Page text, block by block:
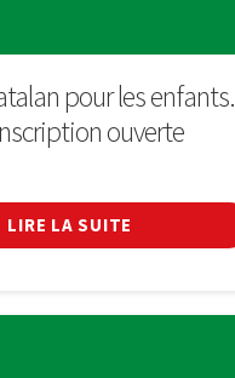
pour les enfants.
ouverte
LIRE LA SUITE